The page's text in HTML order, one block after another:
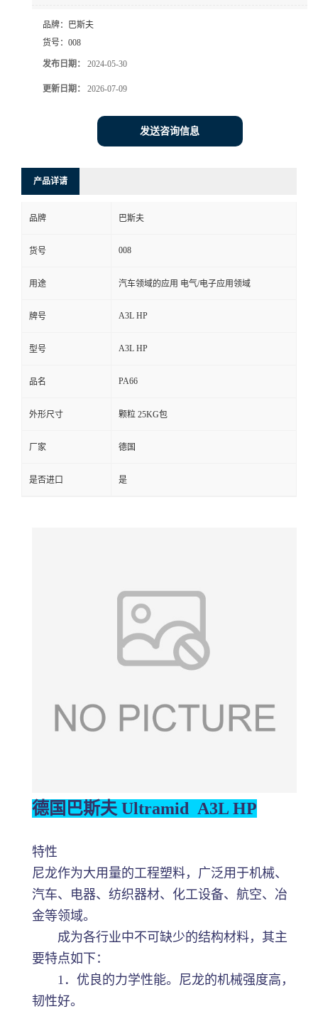
式
在
线
品牌：
巴斯夫
货号： 008
发布日期： 2024-05-30
更新日期： 2026-07-09
发送咨询信息
产品详请
品牌 巴斯夫
货号 008
用途 汽车领域的应用 电气/电子应用领域
牌号 A3L HP
型号 A3L HP
品名 PA66
外形尺寸 颗粒 25KG包
厂家 德国
是否进口 是
德国巴斯夫 Ultramid A3L HP
特性
尼龙作为大用量的工程塑料，广泛用于机械、
汽车、电器、纺织器材、化工设备、航空、冶
金等领域。
成为各行业中不可缺少的结构材料，其主
要特点如下：
1．优良的力学性能。尼龙的机械强度高，
韧性好。